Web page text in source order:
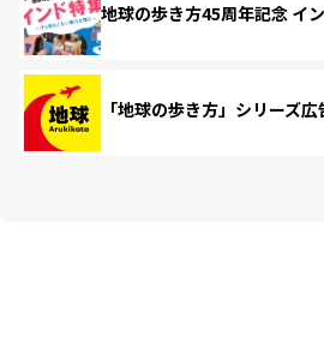
地球の歩き方45周年記念 イ
「地球の歩き方」シリーズ